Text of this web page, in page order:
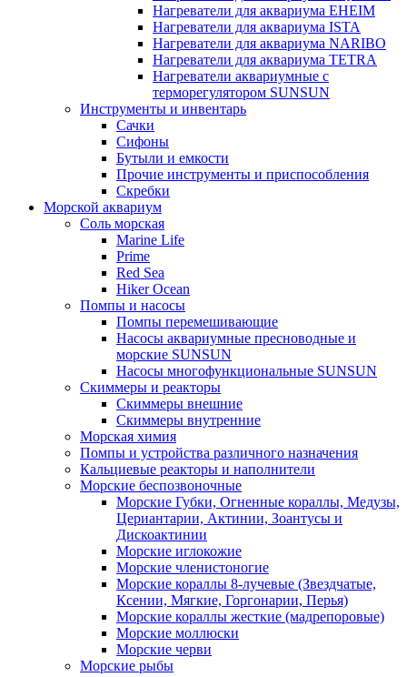
Нагреватели для аквариума EHEIM
Нагреватели для аквариума ISTA
Нагреватели для аквариума NARIBO
Нагреватели для аквариума TETRA
Нагреватели аквариумные с
терморегулятором SUNSUN
Инструменты и инвентарь
Сачки
Сифоны
Бутыли и емкости
Прочие инструменты и приспособления
Скребки
Морской аквариум
Соль морская
Marine Life
Prime
Red Sea
Hiker Ocean
Помпы и насосы
Помпы перемешивающие
Насосы аквариумные пресноводные и
морские SUNSUN
Насосы многофункциональные SUNSUN
Скиммеры и реакторы
Скиммеры внешние
Скиммеры внутренние
Морская химия
Помпы и устройства различного назначения
Кальциевые реакторы и наполнители
Морские беспозвоночные
Морские Губки, Огненные кораллы, Медузы,
Цериантарии, Актинии, Зоантусы и
Дискоактинии
Морские иглокожие
Морские членистоногие
Морские кораллы 8-лучевые (Звездчатые,
Ксении, Мягкие, Горгонарии, Перья)
Морские кораллы жесткие (мадрепоровые)
Морские моллюски
Морские черви
Морские рыбы